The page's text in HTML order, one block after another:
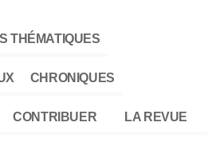
THÉMATIQUES
CHRONIQUES
CONTRIBUER LA REVUE